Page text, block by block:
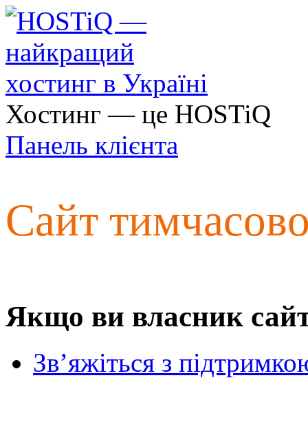
Хостинг — це HOSTiQ
Панель клієнта
Сайт
Якщо ви власник
Зв’яжіться з